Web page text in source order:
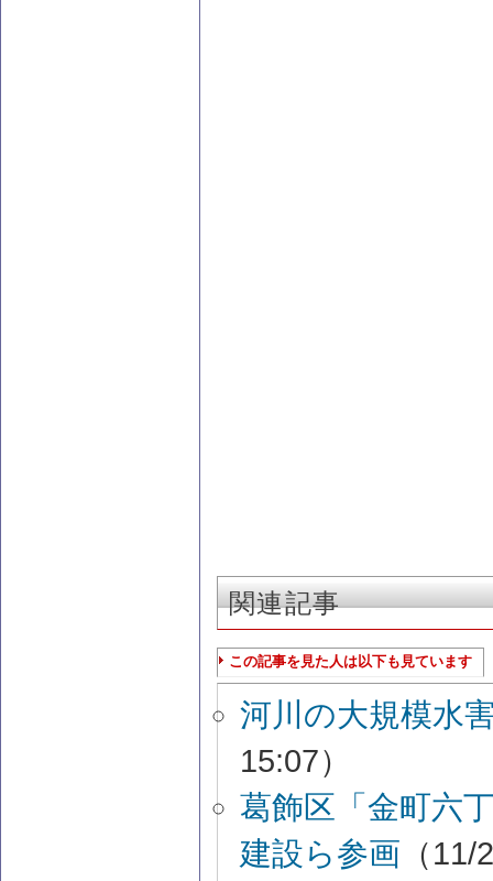
関連記事
この記事を見た人は以下も見ています
河川の大規模水
15:07）
葛飾区「金町六
建設ら参画 （